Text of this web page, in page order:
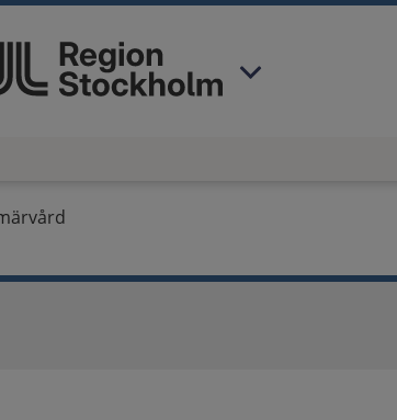
har valt regionStockholms län